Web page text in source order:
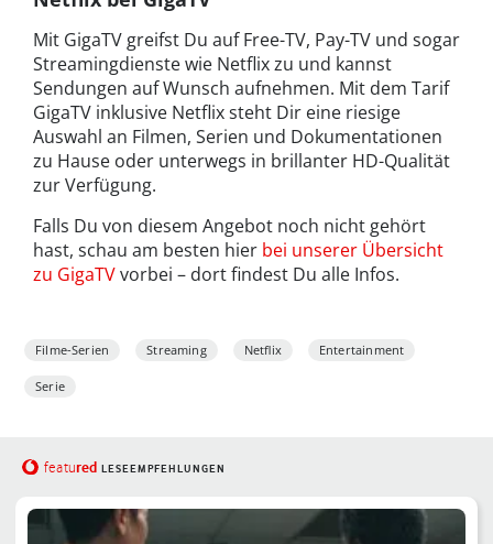
Mit GigaTV greifst Du auf Free-TV, Pay-TV und sogar
Streamingdienste wie Netflix zu und kannst
Sendungen auf Wunsch aufnehmen. Mit dem Tarif
GigaTV inklusive Netflix steht Dir eine riesige
Auswahl an Filmen, Serien und Dokumentationen
zu Hause oder unterwegs in brillanter HD-Qualität
zur Verfügung.
Falls Du von diesem Angebot noch nicht gehört
hast, schau am besten hier bei unserer Übersicht
zu GigaTVvorbei – dort findest Du alle Infos.
Filme-Serien Streaming Netflix Entertainment
Serie
featured LESEEMPFEHLUNGEN